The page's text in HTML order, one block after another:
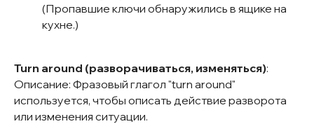
(Пропавшие ключи обнаружились в ящике на
кухне.)
Turn around (разворачиваться, изменяться):
Описание: Фразовый глагол "turn around"
используется, чтобы описать действие разворота
или изменения ситуации.